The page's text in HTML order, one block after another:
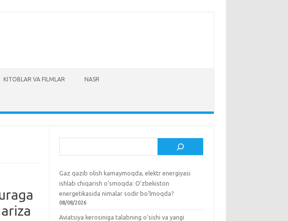
KITOBLAR VA FILMLAR NASR
Gaz qazib olish kamaymoqda, elektr energiyasi
ishlab chiqarish o‘smoqda: O‘zbekiston
energetikasida nimalar sodir bo‘lmoqda?
08/08/2026
Aviatsiya kerosiniga talabning o‘sishi va yangi